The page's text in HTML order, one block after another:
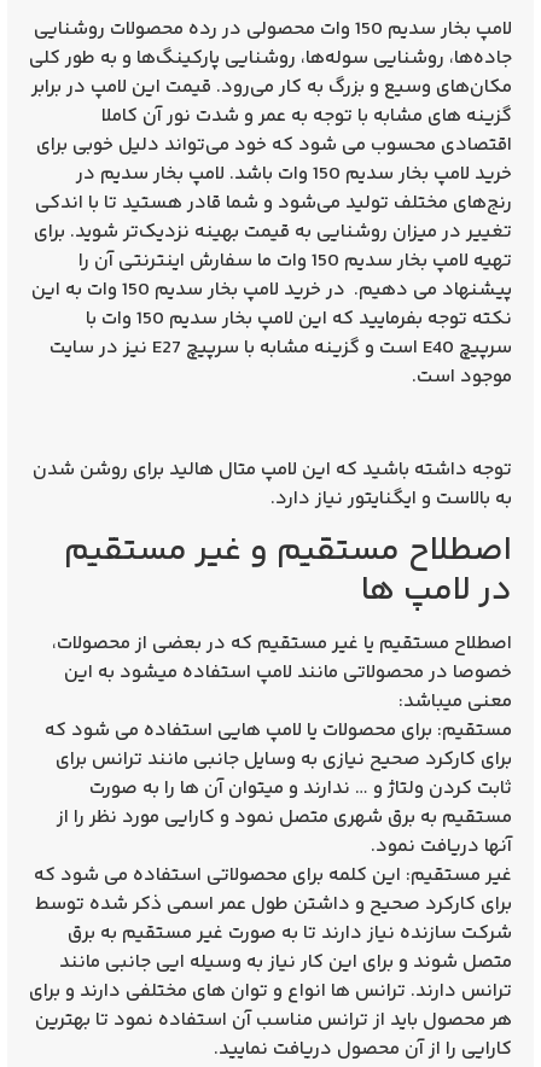
لامپ بخار سدیم 150 وات محصولی در رده محصولات روشنایی
جاده‌ها، روشنایی سوله‌ها، روشنایی پارکینگ‌ها و به طور کلی
مکان‌های وسیع و بزرگ به کار می‌رود. قیمت این لامپ در برابر
گزینه های مشابه با توجه به عمر و شدت نور آن کاملا
اقتصادی محسوب می شود که خود می‌تواند دلیل خوبی برای
خرید لامپ بخار سدیم 150 وات باشد. لامپ بخار سدیم در
رنج‌های مختلف تولید می‌شود و شما قادر هستید تا با اندکی
تغییر در میزان روشنایی به قیمت بهینه نزدیک‌تر شوید. برای
تهیه لامپ بخار سدیم 150 وات ما سفارش اینترنتی آن را
پیشنهاد می دهیم. در خرید لامپ بخار سدیم 150 وات به این
نکته توجه بفرمایید که این لامپ بخار سدیم 150 وات با
سرپیچ E40 است و گزینه مشابه با سرپیچ E27 نیز در سایت
موجود است.
توجه داشته باشید که این لامپ متال هالید برای روشن شدن
به بالاست و ایگنایتور نیاز دارد.
اصطلاح مستقیم و غیر مستقیم
در لامپ ها
اصطلاح مستقیم یا غیر مستقیم که در بعضی از محصولات،
خصوصا در محصولاتی مانند لامپ استفاده میشود به این
معنی میباشد:
مستقیم: برای محصولات یا لامپ هایی استفاده می شود که
برای کارکرد صحیح نیازی به وسایل جانبی مانند ترانس برای
ثابت کردن ولتاژ و … ندارند و میتوان آن ها را به صورت
مستقیم به برق شهری متصل نمود و کارایی مورد نظر را از
آنها دریافت نمود.
غیر مستقیم: این کلمه برای محصولاتی استفاده می شود که
برای کارکرد صحیح و داشتن طول عمر اسمی ذکر شده توسط
شرکت سازنده نیاز دارند تا به صورت غیر مستقیم به برق
متصل شوند و برای این کار نیاز به وسیله ایی جانبی مانند
ترانس دارند. ترانس ها انواع و توان های مختلفی دارند و برای
هر محصول باید از ترانس مناسب آن استفاده نمود تا بهترین
کارایی را از آن محصول دریافت نمایید.